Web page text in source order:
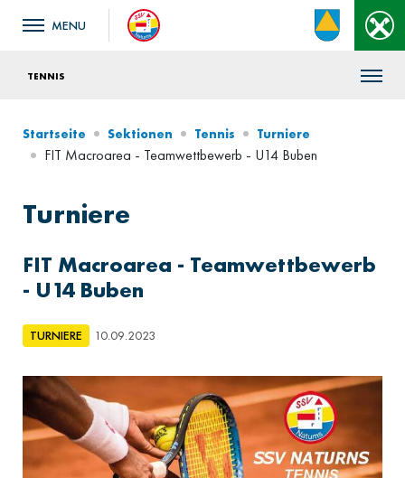
TENNIS
Startseite Sektionen Tennis Turniere
FIT Macroarea - Teamwettbewerb - U14 Buben
Turniere
FIT Macroarea - Teamwettbewerb
- U14 Buben
TURNIERE 10.09.2023